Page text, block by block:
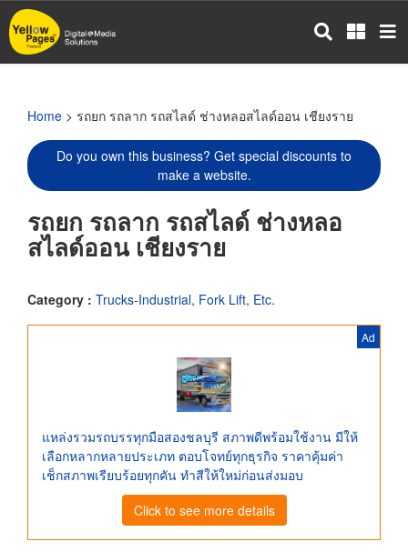
Skip
to
main
Home > รถยก รถลาก รถสไลด์ ช่างหลอสไลด์ออน เชียงราย
Do you own this business? Get special discounts to
make a website.
รถยก รถลาก รถสไลด์ ช่างหลอ
สไลด์ออน เชียงราย
Category : Trucks-Industrial, Fork Lift, Etc.
Ad
แหล่งรวมรถบรรทุกมือสองชลบุรี สภาพดีพร้อมใช้งาน มีให้
เลือกหลากหลายประเภท ตอบโจทย์ทุกธุรกิจ ราคาคุ้มค่า
เช็กสภาพเรียบร้อยทุกคัน ทำสีให้ใหม่ก่อนส่งมอบ
Click to see more details